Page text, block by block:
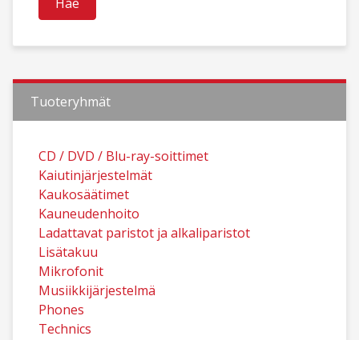
Tuoteryhmät
CD / DVD / Blu-ray-soittimet
Kaiutinjärjestelmät
Kaukosäätimet
Kauneudenhoito
Ladattavat paristot ja alkaliparistot
Lisätakuu
Mikrofonit
Musiikkijärjestelmä
Phones
Technics